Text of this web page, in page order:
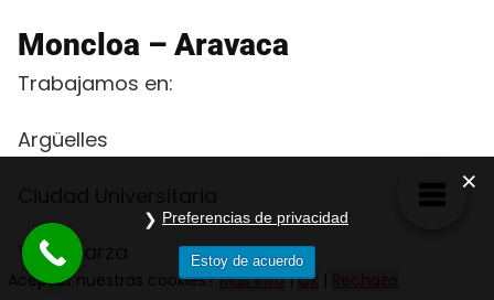
Moncloa – Aravaca
Trabajamos en:
Argüelles
Valdezarza
Aceptas nuestras cookies?Mas info|Ok |
Preferencias de privacidad
Estoy de acuerdo